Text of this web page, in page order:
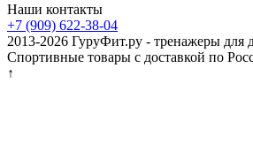
Наши контакты
+7 (909) 622-38-04
2013-2026 ГуруФит.ру - тренажеры для
Спортивные товары с доставкой по
↑